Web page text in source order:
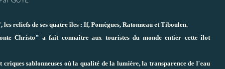
reliefs de ses quatre îles : If, Pomègues, Ratonneau et Tiboulen.
Christo" a fait connaître aux touristes du monde entier cette îlot
sablonneuses où la qualité de la lumière, la transparence de l'eau